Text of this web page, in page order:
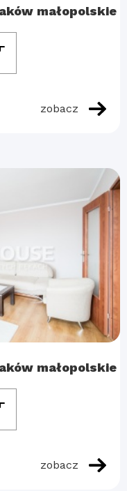
małopolskie
zobacz
małopolskie
zobacz